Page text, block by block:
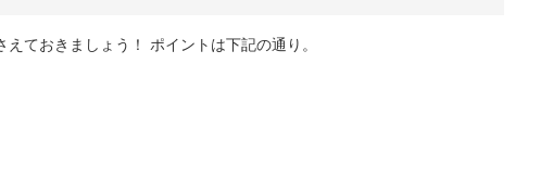
ておきましょう！ ポイントは下記の通り。